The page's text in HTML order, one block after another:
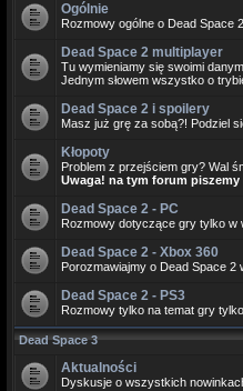
Ogólnie
Rozmowy ogólne o Dead Space 2.
Dead Space 2 multiplayer
Tu wymieniamy się swoimi
Jednym słowem wszystko o
Dead Space 2 i spoilery
Masz już grę za sobą?! Podziel
Kłopoty
Problem z przejściem gry? Wal
Uwaga! na tym forum
Dead Space 2 - PC
Rozmowy dotyczące gry tylko w
Dead Space 2 - Xbox 360
Porozmawiajmy o Dead Space 2
Dead Space 2 - PS3
Rozmowy tylko na temat gry
Dead Space 3
Aktualności
Dyskusje o wszystkich